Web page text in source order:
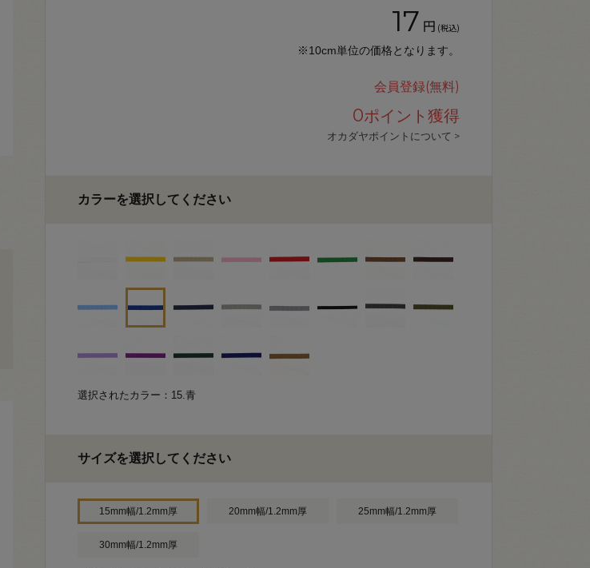
17 円 (税込)
※10cm単位の価格となります。
会員登録(無料)
0ポイント獲得
オカダヤポイントについて >
カラーを選択してください
選択されたカラー：15.青
サイズを選択してください
15mm幅/1.2mm厚 20mm幅/1.2mm厚 25mm幅/1.2mm厚
30mm幅/1.2mm厚